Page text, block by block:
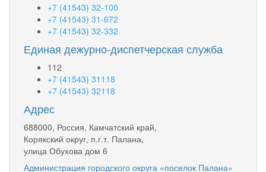
+7 (41543) 32-100
+7 (41543) 31-672
+7 (41543) 32-332
Единая дежурно-диспетчерская служба
112
+7 (41543) 31118
+7 (41543) 32118
Адрес
688000, Россия, Камчатский край,
Корякский округ, п.г.т. Палана,
улица Обухова дом 6
Администрация городского округа «поселок Палана»